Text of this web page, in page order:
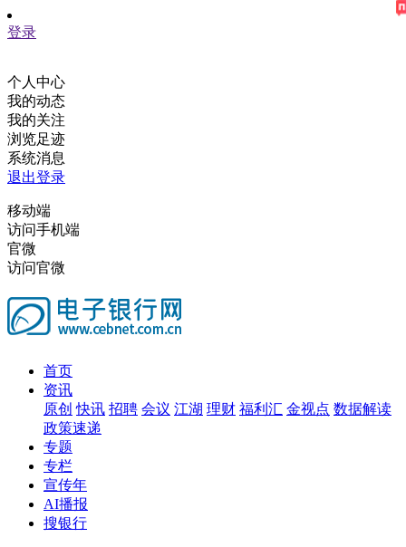
登录
个人中心
我的动态
我的关注
浏览足迹
系统消息
退出登录
移动端
访问手机端
官微
访问官微
首页
资讯
原创 快讯 招聘 会议 江湖 理财 福利汇 金视点 数据解读
政策速递
专题
专栏
宣传年
AI播报
搜银行